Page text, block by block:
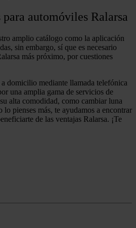
automóviles Ralarsa
amplio catálogo como la aplicación
sin embargo, sí que es necesario
más próximo, por cuestiones
domicilio mediante llamada telefónica
una amplia gama de servicios de
alta comodidad, como cambiar luna
lo pienses más, te ayudamos a encontrar
de las ventajas Ralarsa. ¡Te